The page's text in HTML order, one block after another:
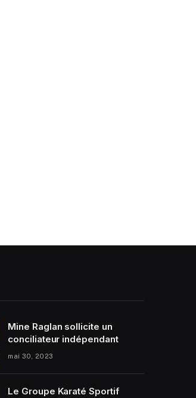
Mine Raglan sollicite un
conciliateur indépendant
mai 30, 2023
Le Groupe Karaté Sportif